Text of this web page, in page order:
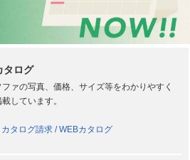
タログ
ファの写真、価格、サイズ等をわかりやすく
しています。
カタログ請求 / WEBカタログ